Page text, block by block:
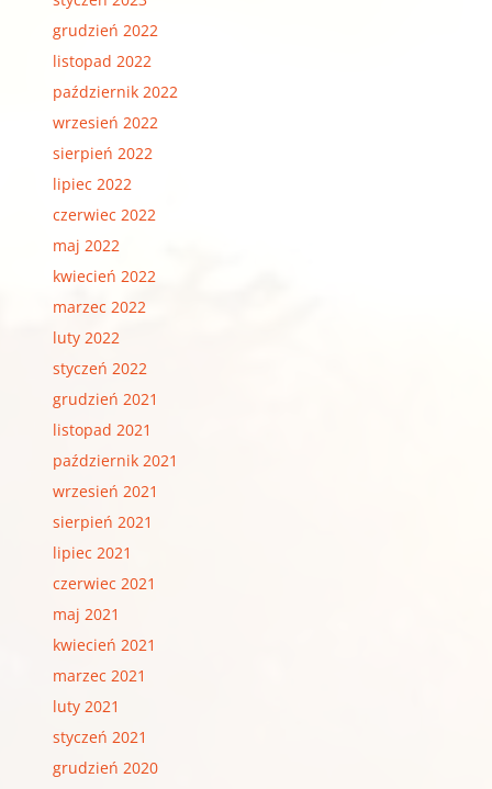
grudzień 2022
listopad 2022
październik 2022
wrzesień 2022
sierpień 2022
lipiec 2022
czerwiec 2022
maj 2022
kwiecień 2022
marzec 2022
luty 2022
styczeń 2022
grudzień 2021
listopad 2021
październik 2021
wrzesień 2021
sierpień 2021
lipiec 2021
czerwiec 2021
maj 2021
kwiecień 2021
marzec 2021
luty 2021
styczeń 2021
grudzień 2020